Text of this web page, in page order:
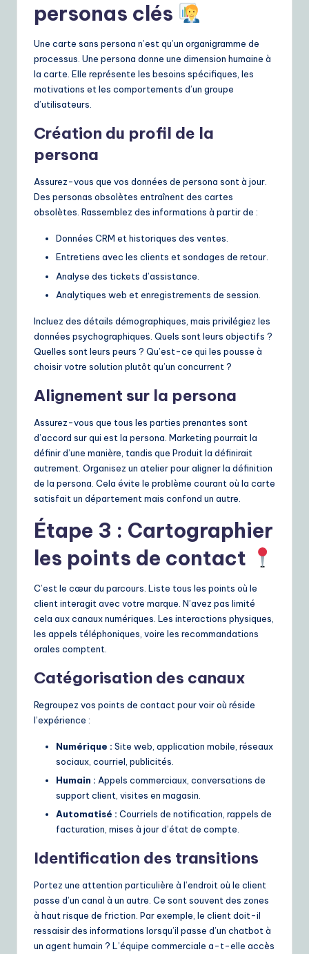
personas clés
Une carte sans persona n’est qu’un organigramme de
processus. Une persona donne une dimension humaine à
la carte. Elle représente les besoins spécifiques, les
motivations et les comportements d’un groupe
d’utilisateurs.
Création du profil de la
persona
Assurez-vous que vos données de persona sont à jour.
Des personas obsolètes entraînent des cartes
obsolètes. Rassemblez des informations à partir de :
Données CRM et historiques des ventes.
Entretiens avec les clients et sondages de retour.
Analyse des tickets d’assistance.
Analytiques web et enregistrements de session.
Incluez des détails démographiques, mais privilégiez les
données psychographiques. Quels sont leurs objectifs ?
Quelles sont leurs peurs ? Qu’est-ce qui les pousse à
choisir votre solution plutôt qu’un concurrent ?
Alignement sur la persona
Assurez-vous que tous les parties prenantes sont
d’accord sur qui est la persona. Marketing pourrait la
définir d’une manière, tandis que Produit la définirait
autrement. Organisez un atelier pour aligner la définition
de la persona. Cela évite le problème courant où la carte
satisfait un département mais confond un autre.
Étape 3 : Cartographier
les points de contact
C’est le cœur du parcours. Liste tous les points où le
client interagit avec votre marque. N’avez pas limité
cela aux canaux numériques. Les interactions physiques,
les appels téléphoniques, voire les recommandations
orales comptent.
Catégorisation des canaux
Regroupez vos points de contact pour voir où réside
l’expérience :
Numérique : Site web, application mobile, réseaux
sociaux, courriel, publicités.
Humain : Appels commerciaux, conversations de
support client, visites en magasin.
Automatisé : Courriels de notification, rappels de
facturation, mises à jour d’état de compte.
Identification des transitions
Portez une attention particulière à l’endroit où le client
passe d’un canal à un autre. Ce sont souvent des zones
à haut risque de friction. Par exemple, le client doit-il
ressaisir des informations lorsqu’il passe d’un chatbot à
un agent humain ? L’équipe commerciale a-t-elle accès